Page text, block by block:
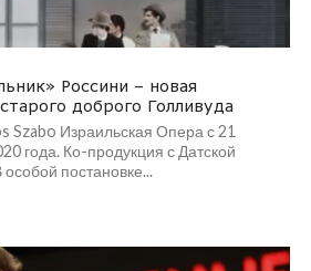
Россини – новая
доброго Голливуда
Szabo Израильская Опера с 21
года. Ко-продукция с Датской
постановке...